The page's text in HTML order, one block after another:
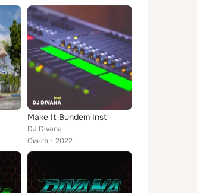
Make It Bundem Inst
DJ Divana
Сингл
2022